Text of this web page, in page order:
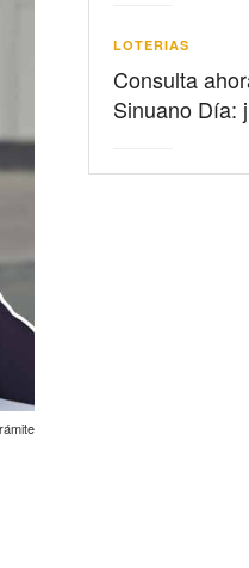
LOTERIAS
Consulta
Sinuano Día: